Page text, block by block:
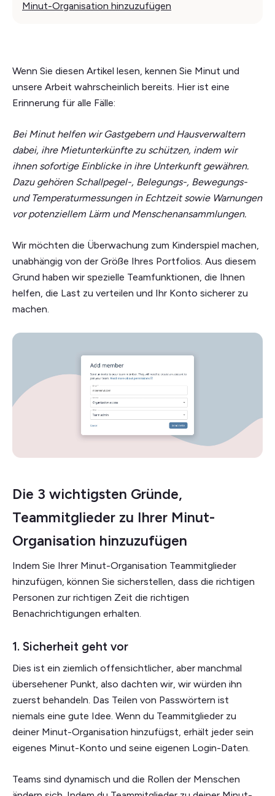
Minut-Organisation hinzuzufügen
Wenn Sie diesen Artikel lesen, kennen Sie Minut und
unsere Arbeit wahrscheinlich bereits. Hier ist eine
Erinnerung für alle Fälle:
Bei Minut helfen wir Gastgebern und Hausverwaltern
dabei, ihre Mietunterkünfte zu schützen, indem wir
ihnen sofortige Einblicke in ihre Unterkunft gewähren.
Dazu gehören Schallpegel-, Belegungs-, Bewegungs-
und Temperaturmessungen in Echtzeit sowie Warnungen
vor potenziellem Lärm und Menschenansammlungen.
Wir möchten die Überwachung zum Kinderspiel machen,
unabhängig von der Größe Ihres Portfolios. Aus diesem
Grund haben wir spezielle Teamfunktionen, die Ihnen
helfen, die Last zu verteilen und Ihr Konto sicherer zu
machen.
Die 3 wichtigsten Gründe,
Teammitglieder zu Ihrer Minut-
Organisation hinzuzufügen
Indem Sie Ihrer Minut-Organisation Teammitglieder
hinzufügen, können Sie sicherstellen, dass die richtigen
Personen zur richtigen Zeit die richtigen
Benachrichtigungen erhalten.
1. Sicherheit geht vor
Dies ist ein ziemlich offensichtlicher, aber manchmal
übersehener Punkt, also dachten wir, wir würden ihn
zuerst behandeln. Das Teilen von Passwörtern ist
niemals eine gute Idee. Wenn du Teammitglieder zu
deiner Minut-Organisation hinzufügst, erhält jeder sein
eigenes Minut-Konto und seine eigenen Login-Daten.
Teams sind dynamisch und die Rollen der Menschen